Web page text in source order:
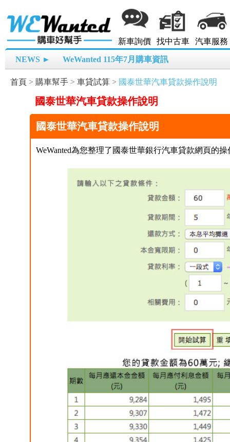
新車詢價 找中古車 汽車服務
NEWS ► WeWanted 115年7月購車資訊
首頁 > 購車幫手 > 車貸試算 > 國泰世華汽車貸款操作說明
國泰世華汽車貸款操作說明
國泰世華汽車貸款操作說明
WeWanted為您整理了國泰世華銀行汽車貸款網頁的